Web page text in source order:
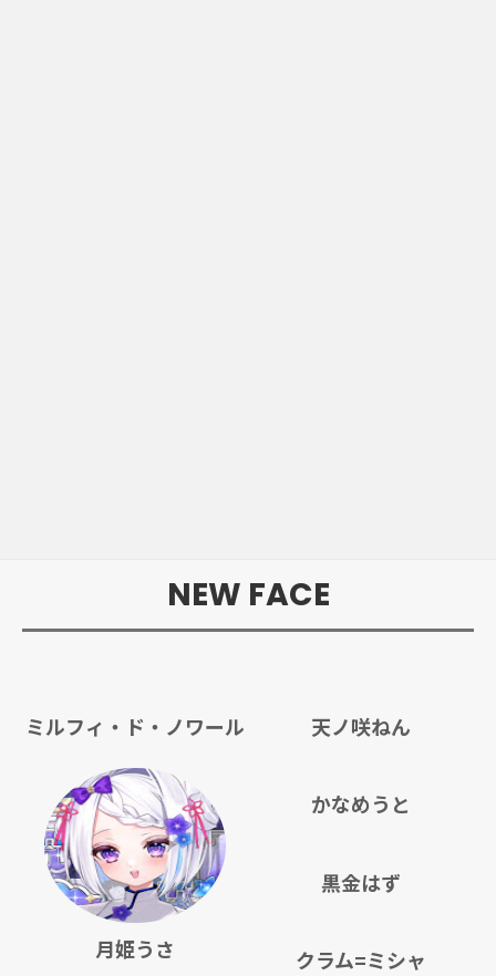
NEW FACE
ミルフィ・ド・ノワール 天ノ咲ねん
月姫うさ
かなめうと
黒金はず
クラム=ミシャ